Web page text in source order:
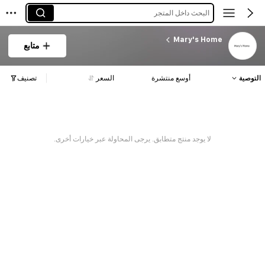
البحث داخل المتجر
Mary's Home
متابع
التوصية أوسع منتشرة السعر تصنيف
لا يوجد منتج متطابق. يرجى المحاولة عبر خيارات أخرى.